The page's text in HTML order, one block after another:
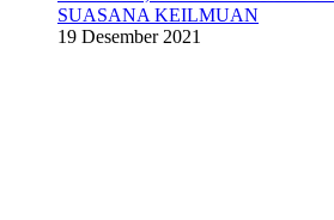
SUASANA KEILMUAN
19 Desember 2021